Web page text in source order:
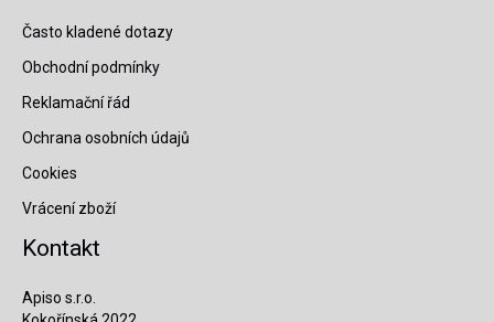
Často kladené dotazy
Obchodní podmínky
Reklamační řád
Ochrana osobních údajů
Cookies
Vrácení zboží
Kontakt
Apiso s.r.o.